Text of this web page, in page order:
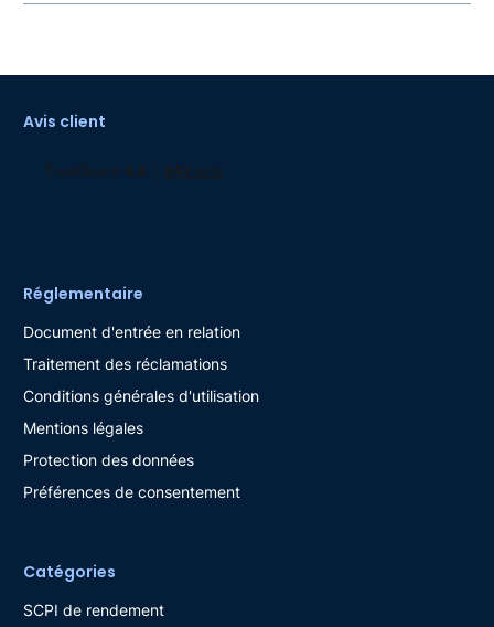
Avis client
Réglementaire
Document d'entrée en relation
Traitement des réclamations
Conditions générales d'utilisation
Mentions légales
Protection des données
Préférences de consentement
Catégories
SCPI de rendement